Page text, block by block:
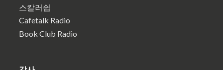
스칼러쉽
Cafetalk Radio
Book Club Radio